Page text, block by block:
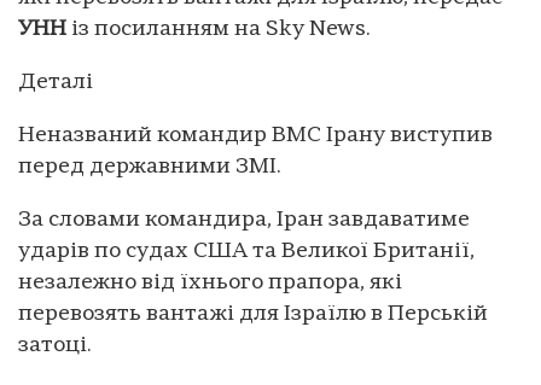
УНН із посиланням на Sky News.
Деталі
Неназваний командир ВМС Ірану виступив
перед державними ЗМІ.
За словами командира, Іран завдаватиме
ударів по судах США та Великої Британії,
незалежно від їхнього прапора, які
перевозять вантажі для Ізраїлю в Перській
затоці.